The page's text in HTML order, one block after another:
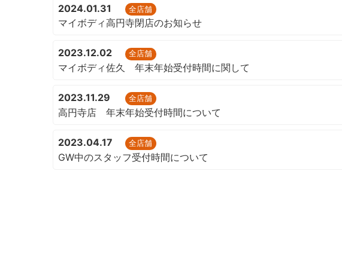
2024.01.31 全店舗
マイボディ高円寺閉店のお知らせ
2023.12.02 全店舗
マイボディ佐久 年末年始受付時間に関して
2023.11.29 全店舗
高円寺店 年末年始受付時間について
2023.04.17 全店舗
GW中のスタッフ受付時間について